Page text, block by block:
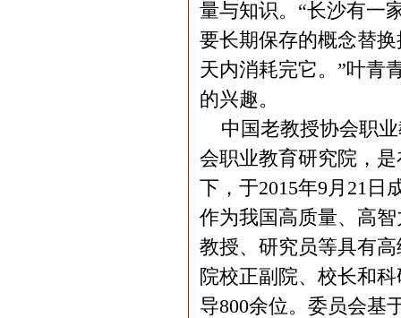
量与知识。“长沙有一
要长期保存的概念替
天内消耗完它。”叶青
的兴趣。
中国老教授协会职业
会职业教育研究院，
下，于2015年9月21日
作为我国高质量、高
教授、研究员等具有
院校正副院、校长和
导800余位。委员会基